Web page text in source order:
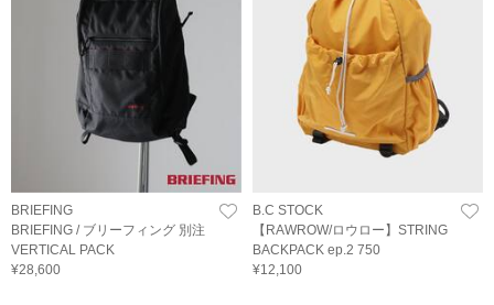
BRIEFING
BRIEFING / ブリーフィング 別注
VERTICAL PACK
¥28,600
B.C STOCK
【RAWROW/ロウロー】STRING
BACKPACK ep.2 750
¥12,100